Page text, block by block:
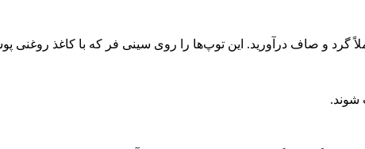
گرد و صاف درآورید. این توپ‌ها را روی سینی فر که با کاغذ روغنی